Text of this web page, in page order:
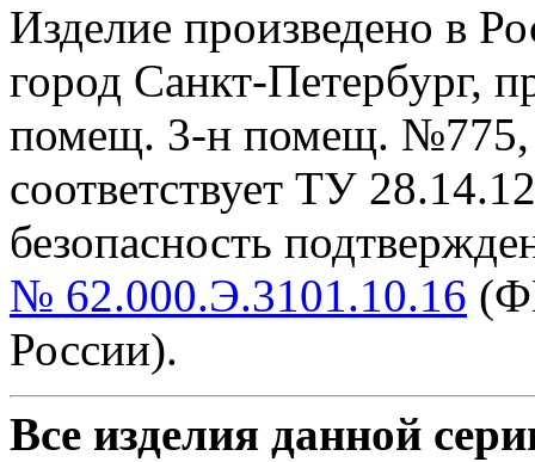
Изделие произведено в
город Санкт-Петербург,
помещ. 3-н помещ. №775,
cоответствует ТУ
безопасность
№ 62.000.Э.3101.10.16
России).
Все изделия данной